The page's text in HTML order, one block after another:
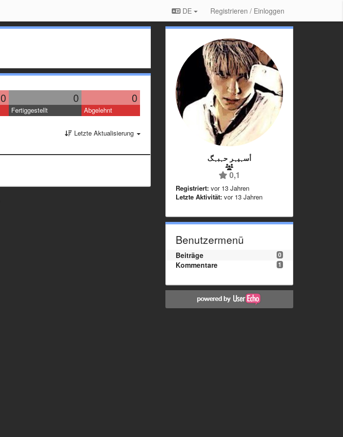
DE Registrieren / Einloggen
0 0 0
Fertiggestellt Abgelehnt
Letzte Aktualisierung
أسہيہر حہبہگ
0,1
Registriert: vor 13 Jahren
Letzte Aktivität: vor 13 Jahren
Benutzermenü
0
Beiträge
1
Kommentare